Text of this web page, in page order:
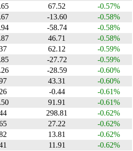
67.52
-0.57%
-13.60
-0.58%
-58.74
-0.58%
46.71
-0.58%
62.12
-0.59%
-27.72
-0.59%
-28.59
-0.60%
43.31
-0.60%
-0.44
-0.61%
91.91
-0.61%
298.81
-0.62%
27.22
-0.62%
13.81
-0.62%
11.91
-0.62%